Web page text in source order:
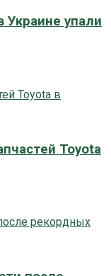
упали
Toyota